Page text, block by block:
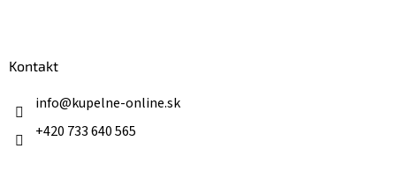
Kontakt
info@kupelne-online.sk
+420 733 640 565